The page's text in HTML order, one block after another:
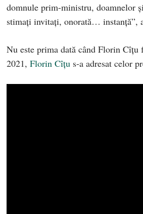
domnule prim-ministru, doamnelor
stimați invitați, onorată… instanță”,
Nu este prima dată când Florin Cîțu
2021, Florin Cîțu s-a adresat celor